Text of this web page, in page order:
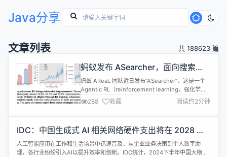
Java分享
文章列表 共 188623 篇
蚂蚁发布 ASearcher，面向搜索
Agent 的强化学习开源项目
蚂蚁 AReaL 团队近日发布“ASearcher”，这是一个
Agentic RL（reinforcement learning，强化学
习）方面的开源项目，可大规模异步 RL 解锁 Agent
长程工具使用能力，使开发者能够轻松且经济高效地
构建自己的高性能搜索 Agent。 项目地址：
288 收藏 阅读约2分钟
IDC：中国生成式 AI 相关网络硬件支出将在 2028 年
达到 330 亿元
人工智能应用在工作和生活场景中迅速普及，从企业业务决策到个人数字助
理，各行业纷纷引入AI以提升效率和创新。IDC统计，2024下半年中国大模型